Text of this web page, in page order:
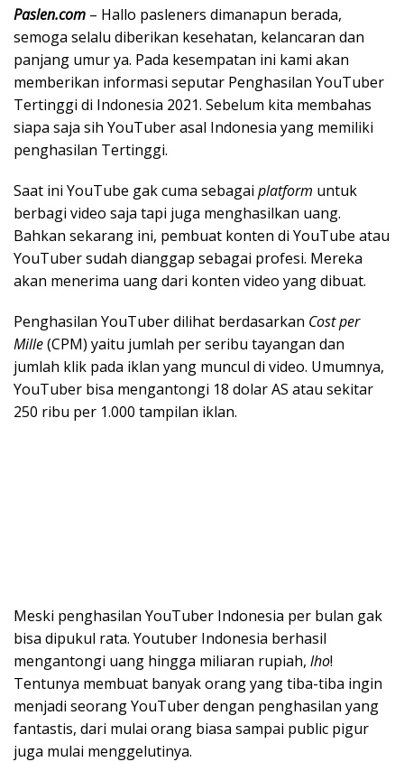
Paslen.com – Hallo pasleners dimanapun berada,
semoga selalu diberikan kesehatan, kelancaran dan
panjang umur ya. Pada kesempatan ini kami akan
memberikan informasi seputar Penghasilan YouTuber
Tertinggi di Indonesia 2021. Sebelum kita membahas
siapa saja sih YouTuber asal Indonesia yang memiliki
penghasilan Tertinggi.
Saat ini YouTube gak cuma sebagai platform untuk
berbagi video saja tapi juga menghasilkan uang.
Bahkan sekarang ini, pembuat konten di YouTube atau
YouTuber sudah dianggap sebagai profesi. Mereka
akan menerima uang dari konten video yang dibuat.
Penghasilan YouTuber dilihat berdasarkan Cost per
Mille(CPM) yaitu jumlah per seribu tayangan dan
jumlah klik pada iklan yang muncul di video. Umumnya,
YouTuber bisa mengantongi 18 dolar AS atau sekitar
250 ribu per 1.000 tampilan iklan.
Meski penghasilan YouTuber Indonesia per bulan gak
bisa dipukul rata. Youtuber Indonesia berhasil
mengantongi uang hingga miliaran rupiah, lho!
Tentunya membuat banyak orang yang tiba-tiba ingin
menjadi seorang YouTuber dengan penghasilan yang
fantastis, dari mulai orang biasa sampai public pigur
juga mulai menggelutinya.